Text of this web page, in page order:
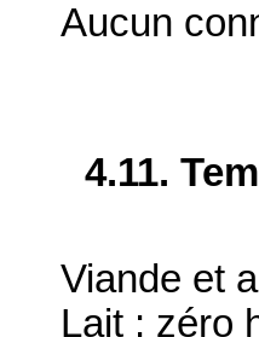
Aucun
4.11.
Viande et
Lait : zéro